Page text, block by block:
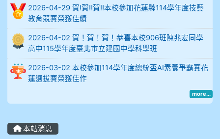
902蘇奕愷
903陳品帆
904彭子庭
905蔣昇和
905周沛蓉
905鄭瑀安
2026-04-29 賀!賀!!賀!!本校參加花蓮縣114學年度技藝
教育競賽榮獲佳績
2026-04-02 賀！賀！賀！恭喜本校906班陳兆宏同學
高中115學年度臺北市立建國中學科學班
2026-03-02 本校參加114學年度總統盃AI素養爭霸賽花
蓮選拔賽榮獲佳作
more...
本站消息